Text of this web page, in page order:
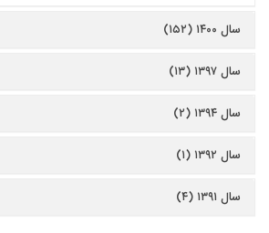
سال ۱۴۰۰ (۱۵۲)
سال ۱۳۹۷ (۱۳)
سال ۱۳۹۴ (۲)
سال ۱۳۹۲ (۱)
سال ۱۳۹۱ (۴)